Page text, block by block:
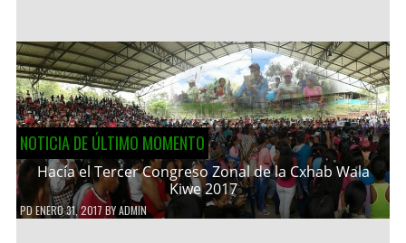
NOTICIA DE ÚLTIMO MOMENTO
Hacía el Tercer Congreso Zonal de la Cxhab Wala
Kiwe 2017
PDENERO 31, 2017 BYADMIN